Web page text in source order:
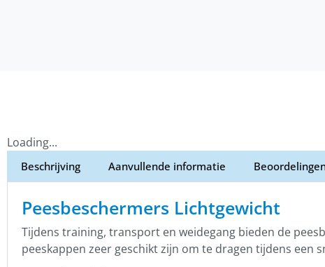
Loading...
Beschrijving Aanvullende informatie
Peesbeschermers Lichtgewicht
Tijdens training, transport en weidegang bieden de
peeskappen zeer geschikt zijn om te dragen tijdens een